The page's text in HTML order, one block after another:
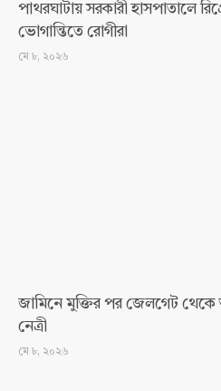
পাথরঘাটায় সরকারী হাসপাতালে
ভোগান্তিতে রোগীরা
মে ৮, ২০২৬
জামিনে মুক্তির পর জেলগেট
নেত্রী
মে ৮, ২০২৬